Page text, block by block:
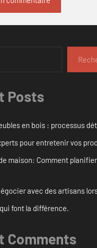
Posts
en bois : processus
pour entretenir vos
maison: Comment
avec des artisans
font la différence.
Comments